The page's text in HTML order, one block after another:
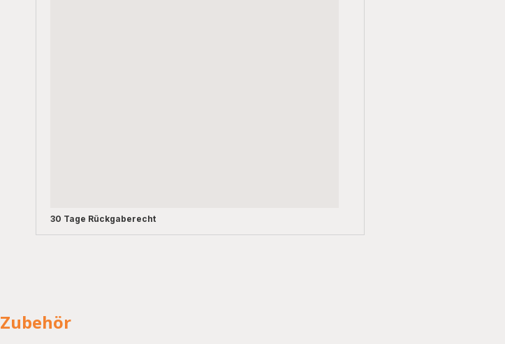
30 Tage Rückgaberecht
Zubehör